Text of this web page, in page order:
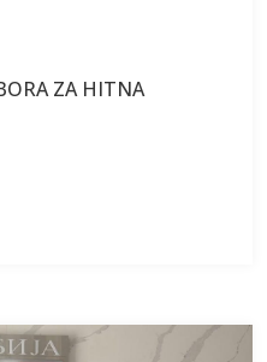
ZA HITNA